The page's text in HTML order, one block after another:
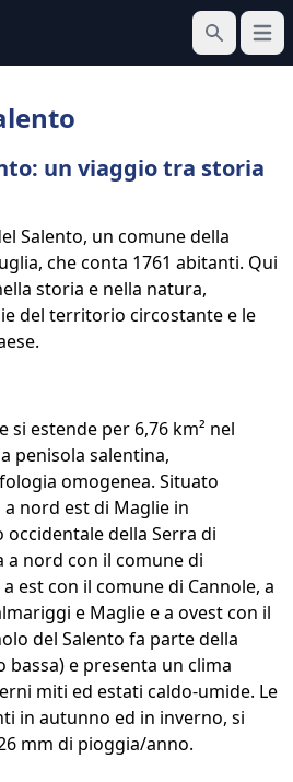
Cerca
Apri
un viaggio tra storia
Salento, un comune della
che conta 1761 abitanti. Qui
storia e nella natura,
del territorio circostante e le
estende per 6,76 km² nel
penisola salentina,
omogenea. Situato
nord est di Maglie in
della Serra di
nord con il comune di
est con il comune di Cannole, a
e Maglie e a ovest con il
del Salento fa parte della
bassa) e presenta un clima
miti ed estati caldo-umide. Le
in autunno ed in inverno, si
mm di pioggia/anno.